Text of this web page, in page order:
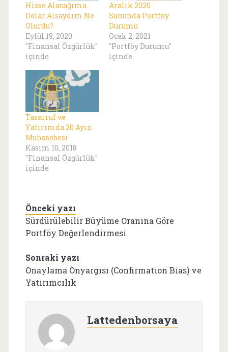
Hisse Alacağıma
Dolar Alsaydım Ne
Olurdu?
Eylül 19, 2020
"Finansal Özgürlük"
içinde
Aralık 2020
Sonunda Portföy
Durumu
Ocak 2, 2021
"Portföy Durumu"
içinde
Tasarruf ve
Yatırımda 20 Ayın
Muhasebesi
Kasım 10, 2018
"Finansal Özgürlük"
içinde
Önceki yazı
Sürdürülebilir Büyüme Oranına Göre
Portföy Değerlendirmesi
Sonraki yazı
Onaylama Önyargısı (Confirmation Bias) ve
Yatırımcılık
Lattedenborsaya